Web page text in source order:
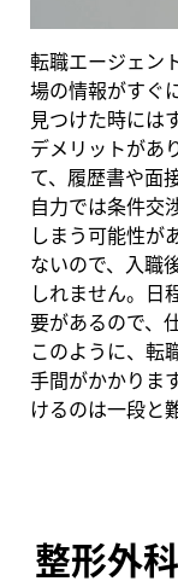
転職エージェン
場の情報がすぐ
見つけた時には
デメリットがあ
て、履歴書や面
自力では条件交
しまう可能性が
ないので、入職
しれません。日
要があるので、
このように、転
手間がかかりま
けるのは一段と
整形外